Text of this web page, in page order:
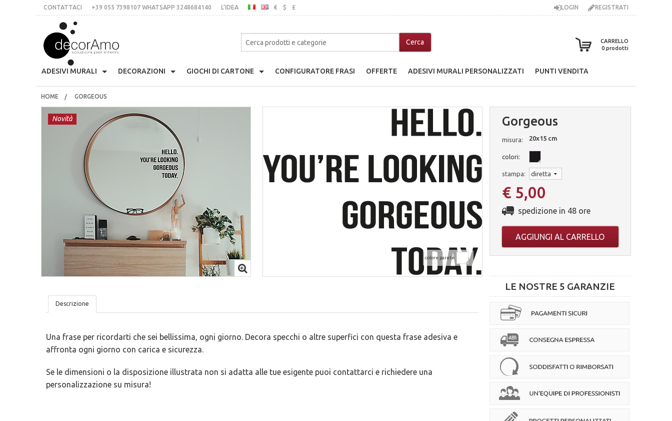
CONTATTACI +39 055 7398107 WHATSAPP 3248684140 L’IDEA
ITALIANOINGLESE
€ $ £ LOGIN REGISTRATI
CARRELLO
0 prodotti
ADESIVI MURALI
Stile Liberty
Natale
San Valentino
Ironici
Multicolor
Animali
Lavagne Adesive
Per Le Mattonelle
Scritte Per Specchi
Trame
DECORAZIONI
Orologi Parete Adesivi
Bloomingville
Ciglia Decorative
Lettere In Legno
Presina Mustache
Stampe In Cornice
Tessere Componibili In Legno
Tovagliette
GIOCHI DI CARTONE
Frigo Giocattolo
CONFIGURATORE FRASI OFFERTE ADESIVI MURALI PERSONALIZZATI PUNTI VENDITA
CONTATTACI+39 055 7398107 whatsApp 3248684140
inglese
REGISTRATI
HOME GORGEOUS
Novità
colore parete
Gorgeous
misura: 20x15 cm
colori:
stampa:
€ 5,00
spedizione in 48 ore
AGGIUNGI AL CARRELLO
LE NOSTRE 5 GARANZIE
Descrizione
Una frase per ricordarti che sei bellissima, ogni giorno. Decora specchi o altre superfici con questa frase adesiva e
affronta ogni giorno con carica e sicurezza.
Se le dimensioni o la disposizione illustrata non si adatta alle tue esigente puoi contattarci e richiedere una
personalizzazione su misura!